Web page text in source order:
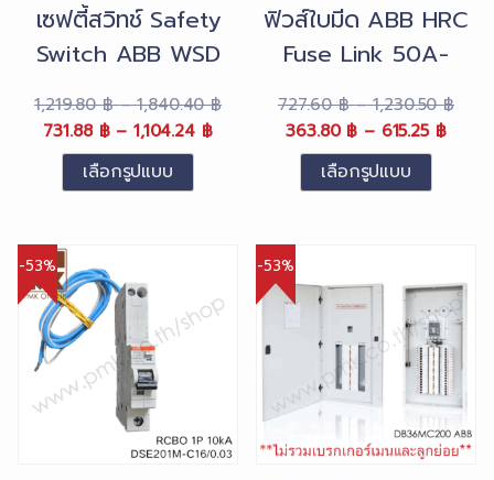
เซฟตี้สวิทช์ Safety
Switch ABB WSD
1เฟส
1,219.80฿ – 1,840.40฿Price
Original
price
1,840.40 ฿Price
range:
1,219.80 ฿
through
1,840.40 ฿.
731.88 ฿ – 1,104.24 ฿Price
Current
1,104.24 ฿Price
731.88 ฿
through
เลือกรูปแบบ
multiple
variants.
The
options
may
be
chosen
ฟิวส์ใบมีด ABB HRC
Fuse Link 50A-
250A
727.60฿ – 1,230.50฿Price
Original
price
1,230.50 ฿Price
range:
727.60 ฿
through
1,230.50 ฿.
363.80 ฿ – 615.25 ฿Price
เลือกรูปแบบ
multiple
variants.
The
options
may
chosen
-53% -53%